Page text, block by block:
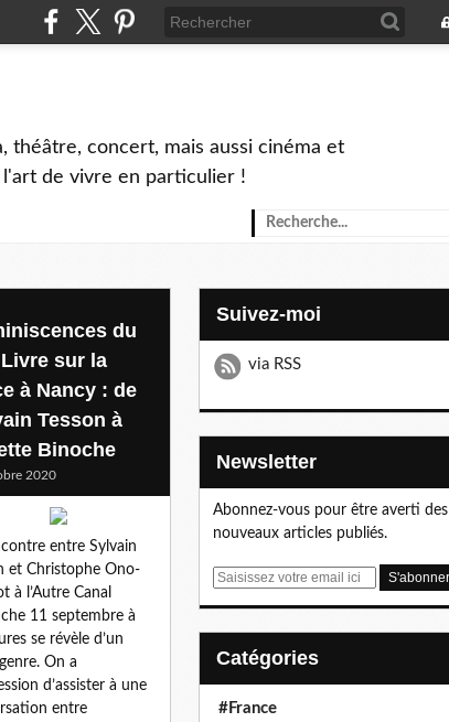
théâtre, concert, mais aussi cinéma et
de vivre en particulier !
du
sur la
à Nancy : de
Tesson à
Binoche
2020
entre Sylvain
et Christophe Ono-
à l’Autre Canal
11 septembre à
se révèle d’un
On a
d’assister à une
entre
Suivez-moi
via RSS
Newsletter
Abonnez-vous pour être averti des
nouveaux articles publiés.
E
Catégories
#France